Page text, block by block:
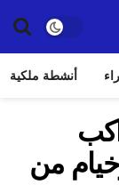
أنشطة ملكية
من